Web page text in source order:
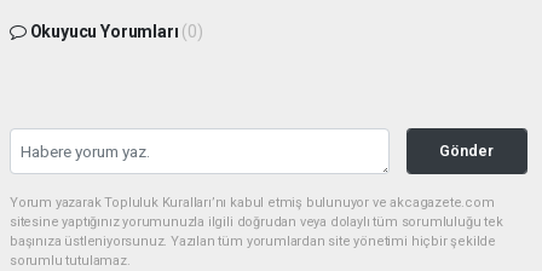
Okuyucu Yorumları (0)
Gönder
Yorum yazarak Topluluk Kuralları’nı kabul etmiş bulunuyor ve akcagazete.com
sitesine yaptığınız yorumunuzla ilgili doğrudan veya dolaylı tüm sorumluluğu tek
başınıza üstleniyorsunuz. Yazılan tüm yorumlardan site yönetimi hiçbir şekilde
sorumlu tutulamaz.